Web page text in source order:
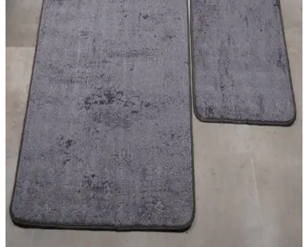
Seçenekleri ile Mekânlarınızı Güzelleştirin
Halise Home Halı, çeşitli desen ve renk seçenekleriyle dayanıklı ve
bakım kolay halılar sunarak yaşam alanlarınızı estetik ve konforlu
hale getirir.
Halı ve Kilim Seçimiyle Estetik ve Fonksiyonel İç
Mekan Dekorasyonu Rehberi
Halı ve kilimler, iç mekanlara sıcaklık ve karakter katar. Malzeme,
desen ve kullanım alanlarına göre doğru seçim yaparak yaşam
alanlarınızı estetik ve fonksiyonel hale getirin.
Banyo Güvenliği ve Estetiği İçin 2'li Paspas Seçimi
ve Bakım İpuçları
Banyo paspasları, kaymaz taban ve su emici özellikleriyle güvenlik
ve hijyen sağlar. 2'li modeller, estetik ve fonksiyonellik sunar,